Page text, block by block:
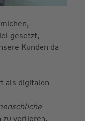
gesetzt,
Kunden da
als digitalen
zu verlieren.